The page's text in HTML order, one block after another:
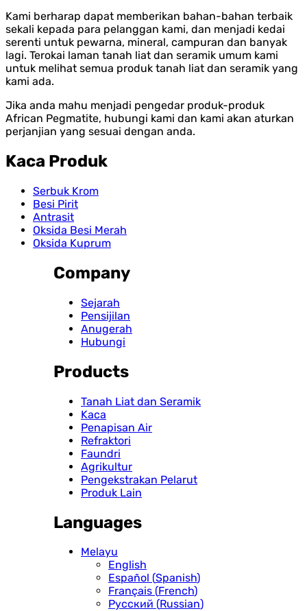
Kami berharap dapat memberikan bahan-bahan terbaik
sekali kepada para pelanggan kami, dan menjadi kedai
serenti untuk pewarna, mineral, campuran dan banyak
lagi. Terokai laman tanah liat dan seramik umum kami
untuk melihat semua produk tanah liat dan seramik yang
kami ada.
Jika anda mahu menjadi pengedar produk-produk
African Pegmatite, hubungi kami dan kami akan aturkan
perjanjian yang sesuai dengan anda.
Kaca Produk
Serbuk Krom
Besi Pirit
Antrasit
Oksida Besi Merah
Oksida Kuprum
Company
Sejarah
Pensijilan
Anugerah
Hubungi
Products
Tanah Liat dan Seramik
Kaca
Penapisan Air
Refraktori
Faundri
Agrikultur
Pengekstrakan Pelarut
Produk Lain
Languages
Melayu
English
Español (Spanish)
Français (French)
Русский (Russian)